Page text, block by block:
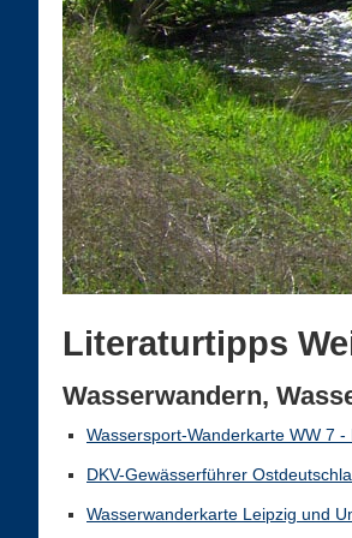
Literaturtipps
Wasserwandern,
Wassersport-Wanderkarte WW 7
DKV-Gewässerführer
Wasserwanderkarte Leipzig und